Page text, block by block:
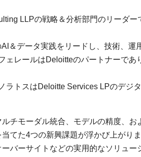
LLPの戦略＆分析部門のリーダ
＆データ実践をリードし、技術、運
ェレールはDeloitteのパートナーで
ラトスはDeloitte Services LPのデジ
チモーダル統合、モデルの精度、
てた4つの新興課題が浮かび上がり
バーサイトなどの実用的なソリュ